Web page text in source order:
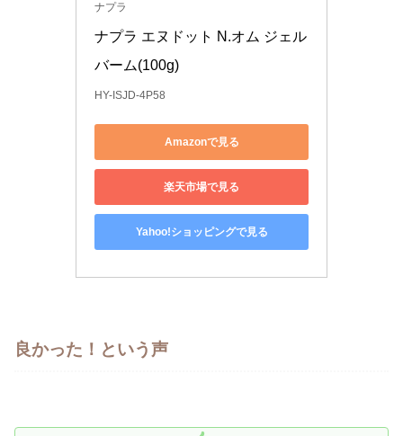
ナプラ
ナプラ エヌドット N.オム ジェル
バーム(100g)
HY-ISJD-4P58
Amazonで見る
楽天市場で見る
Yahoo!ショッピングで見る
良かった！という声